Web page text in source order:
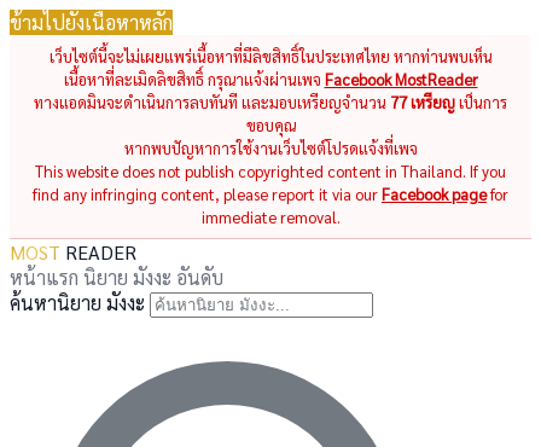
ข้ามไปยังเนื้อหาหลัก
เว็บไซต์นี้จะไม่เผยแพร่เนื้อหาที่มีลิขสิทธิ์ในประเทศไทย หากท่านพบเห็น
เนื้อหาที่ละเมิดลิขสิทธิ์ กรุณาแจ้งผ่านเพจ Facebook MostReader
ทางแอดมินจะดำเนินการลบทันที และมอบเหรียญจำนวน 77 เหรียญเป็นการ
ขอบคุณ
หากพบปัญหาการใช้งานเว็บไซต์โปรดแจ้งที่เพจ
This website does not publish copyrighted content in Thailand. If you
find any infringing content, please report it via ourFacebook pagefor
immediate removal.
MOST READER
หน้าแรก นิยาย มังงะ อันดับ
ค้นหานิยาย มังงะ